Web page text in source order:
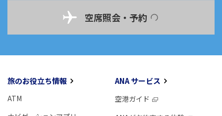
空席照会・予約
旅のお役立ち情報
ATM
ANA サービス
空港ガイド